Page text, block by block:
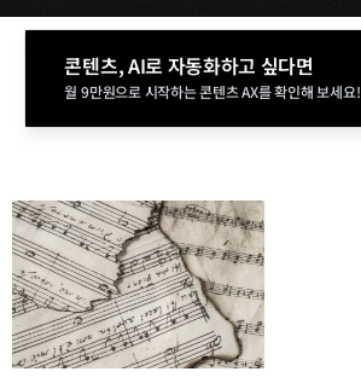
콘텐츠, AI로 자동화하고 싶다면
월 9만원으로 시작하는 콘텐츠 AX를 확인해 보세요!